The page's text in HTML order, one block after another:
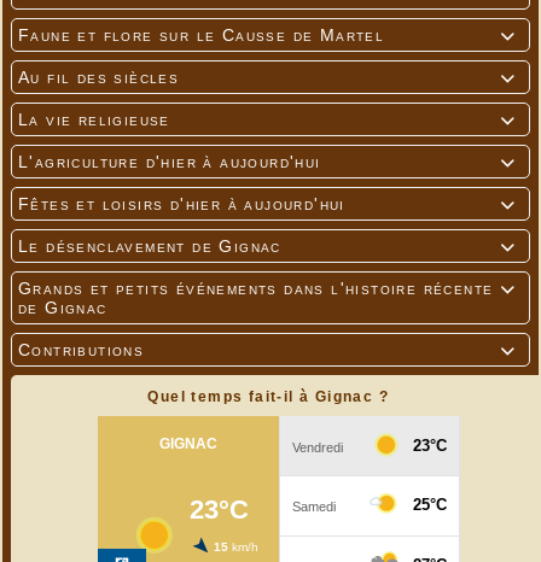

Faune et flore sur le Causse de Martel

Au fil des siècles

La vie religieuse

L'agriculture d'hier à aujourd'hui

Fêtes et loisirs d'hier à aujourd'hui

Le désenclavement de Gignac

Grands et petits événements dans l'histoire récente
de Gignac

Contributions
Quel temps fait-il à Gignac ?
---
---